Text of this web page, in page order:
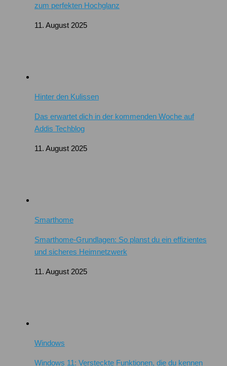
zum perfekten Hochglanz
11. August 2025
Hinter den Kulissen
Das erwartet dich in der kommenden Woche auf
Addis Techblog
11. August 2025
Smarthome
Smarthome-Grundlagen: So planst du ein effizientes
und sicheres Heimnetzwerk
11. August 2025
Windows
Windows 11: Versteckte Funktionen, die du kennen